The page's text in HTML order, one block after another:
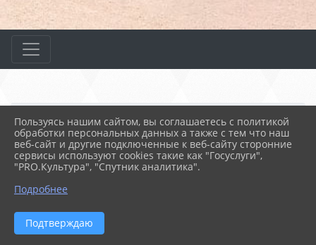
Главная МЕРОПРИЯТИЯ
Новости
День единых действий в...
20.04.2024 08:51
ДЕНЬ ЕДИНЫХ ДЕЙСТВИЙ В ПАМЯТЬ О
ЖЕРТВАХ ПРЕСТУПЛЕНИЙ ПРОТИВ
СОВЕТСКОГО НАРОДА
Пользуясь нашим сайтом, вы соглашаетесь с политикой
обработки персональных данных а также с тем что наш
веб-сайт и другие подключенные к веб-сайту сторонние
сервисы используют cookies такие как "Госуслуги",
"PRO.Культура", "Спутник аналитика".
Подробнее
Подтверждаю